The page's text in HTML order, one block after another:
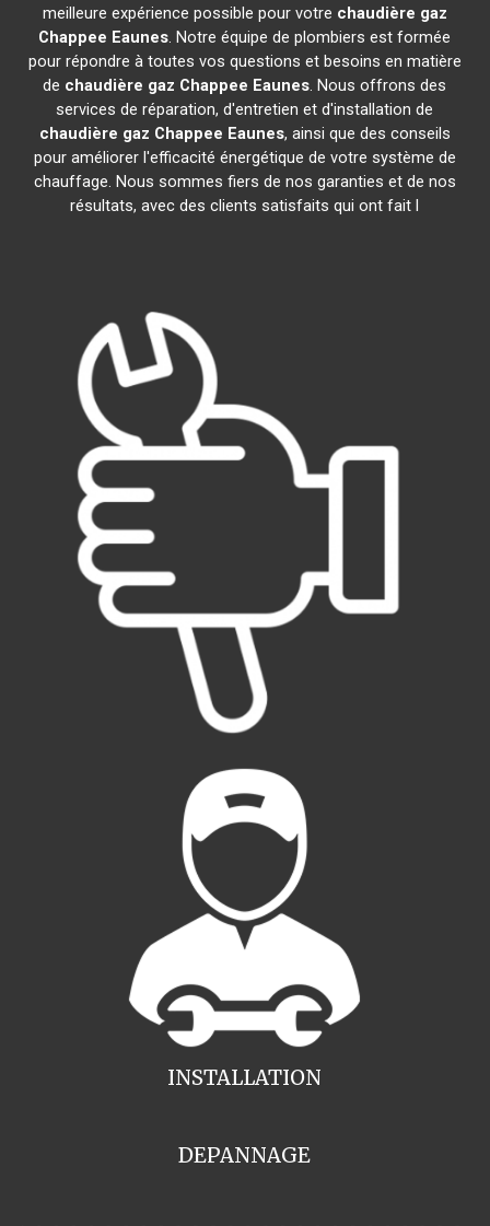
meilleure expérience possible pour votre chaudière gaz
Chappee Eaunes. Notre équipe de plombiers est formée
pour répondre à toutes vos questions et besoins en matière
de chaudière gaz Chappee Eaunes. Nous offrons des
services de réparation, d'entretien et d'installation de
chaudière gaz Chappee Eaunes, ainsi que des conseils
pour améliorer l'efficacité énergétique de votre système de
chauffage. Nous sommes fiers de nos garanties et de nos
résultats, avec des clients satisfaits qui ont fait l
INSTALLATION
DEPANNAGE